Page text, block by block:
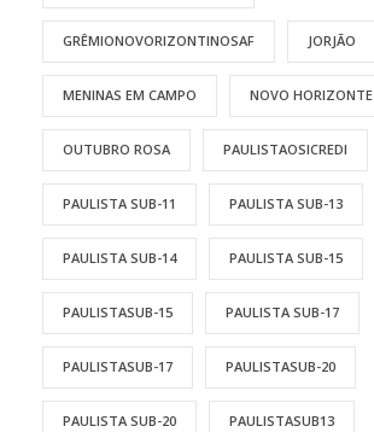
GRÊMIONOVORIZONTINOSAF JORJÃO
MENINAS EM CAMPO NOVO HORIZONTE
OUTUBRO ROSA PAULISTAOSICREDI
PAULISTA SUB-11 PAULISTA SUB-13
PAULISTA SUB-14 PAULISTA SUB-15
PAULISTASUB-15 PAULISTA SUB-17
PAULISTASUB-17 PAULISTASUB-20
PAULISTA SUB-20 PAULISTASUB13